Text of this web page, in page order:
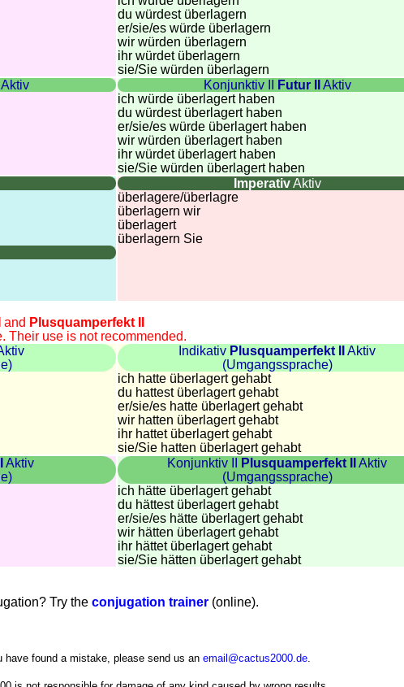
du würdest überlagern
er/sie/es würde überlagern
wir würden überlagern
ihr würdet überlagern
sie/Sie würden überlagern
Aktiv
Konjunktiv II Futur II
Aktiv
ich würde überlagert haben
du würdest überlagert haben
er/sie/es würde überlagert haben
wir würden überlagert haben
ihr würdet überlagert haben
sie/Sie würden überlagert haben
ImperativAktiv
überlagere/überlagre
überlagern wir
überlagert
überlagern Sie
and Plusquamperfekt II
Their use is not recommended.
Indikativ Plusquamperfekt II
Aktiv
(Umgangssprache)
ich hatte überlagert gehabt
du hattest überlagert gehabt
er/sie/es hatte überlagert gehabt
wir hatten überlagert gehabt
ihr hattet überlagert gehabt
sie/Sie hatten überlagert gehabt
Aktiv
Konjunktiv II Plusquamperfekt II
Aktiv
(Umgangssprache)
ich hätte überlagert gehabt
du hättest überlagert gehabt
er/sie/es hätte überlagert gehabt
wir hätten überlagert gehabt
ihr hättet überlagert gehabt
sie/Sie hätten überlagert gehabt
Try the conjugation trainer (online).
found a mistake, please send us an email@cactus2000.de.